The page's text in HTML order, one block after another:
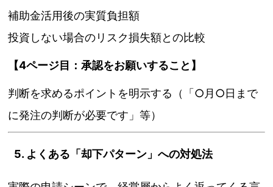
補助金活用後の実質負担額
投資しない場合のリスク損失額との比較
【4ページ目：承認をお願いすること】
判断を求めるポイントを明示する（「○月○日まで
に発注の判断が必要です」等）
5. よくある「却下パターン」への対処法